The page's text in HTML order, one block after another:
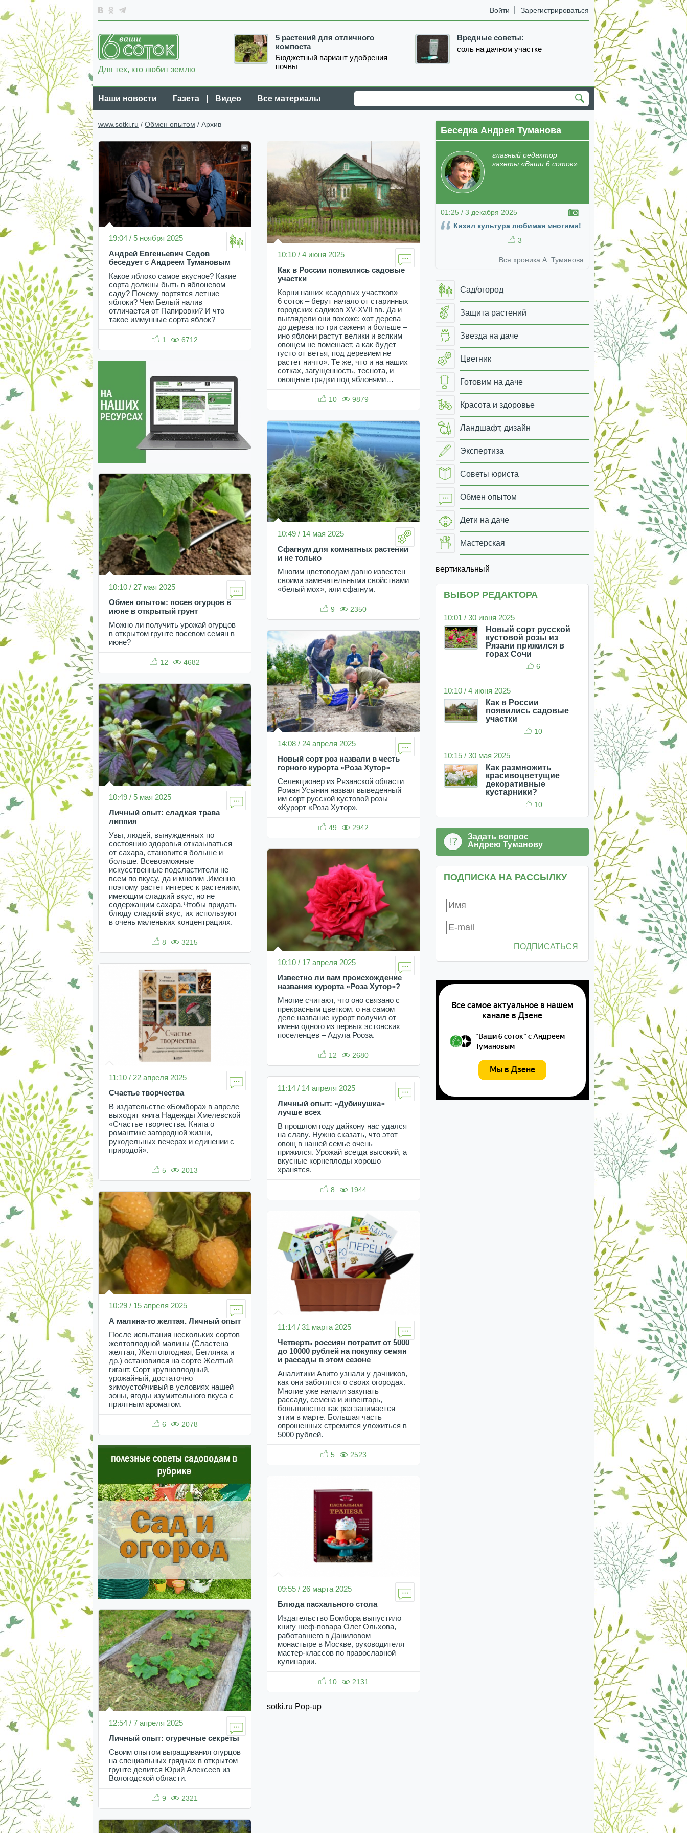
Войти Зарегистрироваться
5 растений для отличного
компоста
Бюджетный вариант удобрения
почвы
Вредные советы:
соль на дачном участке
Для тех, кто любит землю
Наши новости Газета Видео Все материалы
www.sotki.ru / Обмен опытом / Архив
19:04 / 5 ноября 2025
Андрей Евгеньевич Седов
беседует с Андреем Тумановым
Какое яблоко самое вкусное? Какие
сорта должны быть в яблоневом
саду? Почему портятся летние
яблоки? Чем Белый налив
отличается от Папировки? И что
такое иммунные сорта яблок?
1 6712
10:10 / 27 мая 2025
Обмен опытом: посев огурцов в
июне в открытый грунт
Можно ли получить урожай огурцов
в открытом грунте посевом семян в
июне?
12 4682
10:49 / 5 мая 2025
Личный опыт: сладкая трава
липпия
Увы, людей, вынужденных по
состоянию здоровья отказываться
от сахара, становится больше и
больше. Всевозможные
искусственные подсластители не
всем по вкусу, да и многим .Именно
поэтому растет интерес к растениям,
имеющим сладкий вкус, но не
содержащим сахара.Чтобы придать
блюду сладкий вкус, их используют
в очень маленьких концентрациях.
8 3215
11:10 / 22 апреля 2025
Счастье творчества
В издательстве «Бомбора» в апреле
выходит книга Надежды Хмелевской
«Счастье творчества. Книга о
романтике загородной жизни,
рукодельных вечерах и единении с
природой».
5 2013
10:29 / 15 апреля 2025
А малина-то желтая. Личный опыт
После испытания нескольких сортов
желтоплодной малины (Сластена
желтая, Желтоплодная, Беглянка и
др.) остановился на сорте Желтый
гигант. Сорт крупноплодный,
урожайный, достаточно
зимоустойчивый в условиях нашей
зоны, ягоды изумительного вкуса с
приятным ароматом.
6 2078
12:54 / 7 апреля 2025
Личный опыт: огуречные секреты
Своим опытом выращивания огурцов
на специальных грядках в открытом
грунте делится Юрий Алексеев из
Вологодской области.
9 2321
10:10 / 4 июня 2025
Как в России появились садовые
участки
Корни наших «садовых участков» –
6 соток – берут начало от старинных
городских садиков XV-XVII вв. Да и
выглядели они похоже: «от дерева
до дерева по три сажени и больше –
ино яблони растут велики и всяким
овощем не помешает, а как будет
густо от ветья, под деревием не
растет ничто». Тe же, что и на наших
сотках, загущенность, теснота, и
овощные грядки под яблонями…
10 9879
10:49 / 14 мая 2025
Сфагнум для комнатных растений
и не только
Многим цветоводам давно известен
своими замечательными свойствами
«белый мох», или сфагнум.
9 2350
14:08 / 24 апреля 2025
Новый сорт роз назвали в честь
горного курорта «Роза Хутор»
Селекционер из Рязанской области
Роман Усынин назвал выведенный
им сорт русской кустовой розы
«Курорт «Роза Хутор».
49 2942
10:10 / 17 апреля 2025
Известно ли вам происхождение
названия курорта «Роза Хутор»?
Многие считают, что оно связано с
прекрасным цветком. о на самом
деле название курорт получил от
имени одного из первых эстонских
поселенцев – Адула Рооза.
12 2680
11:14 / 14 апреля 2025
Личный опыт: «Дубинушка»
лучше всех
В прошлом году дайкону нас удался
на славу. Нужно сказать, что этот
овощ в нашей семье очень
прижился. Урожай всегда высокий, а
вкусные корнеплоды хорошо
хранятся.
8 1944
11:14 / 31 марта 2025
Четверть россиян потратит от 5000
до 10000 рублей на покупку семян
и рассады в этом сезоне
Аналитики Авито узнали у дачников,
как они заботятся о своих огородах.
Многие уже начали закупать
рассаду, семена и инвентарь,
большинство как раз занимается
этим в марте. Большая часть
опрошенных стремится уложиться в
5000 рублей.
5 2523
09:55 / 26 марта 2025
Блюда пасхального стола
Издательство Бомбора выпустило
книгу шеф-повара Олег Ольхова,
работавшего в Даниловом
монастыре в Москве, руководителя
мастер-классов по православной
кулинарии.
10 2131
sotki.ru Pop-up
Беседка Андрея Туманова
главный редактор
газеты «Ваши 6 соток»
01:25 / 3 декабря 2025
Кизил культура любимая многими!
3
Вся хроника А. Туманова
Сад/огород
Защита растений
Звезда на даче
Цветник
Готовим на даче
Красота и здоровье
Ландшафт, дизайн
Экспертиза
Советы юриста
Обмен опытом
Дети на даче
Мастерская
вертикальный
ВЫБОР РЕДАКТОРА
10:01 / 30 июня 2025
Новый сорт русской
кустовой розы из
Рязани прижился в
горах Сочи
6
10:10 / 4 июня 2025
Как в России
появились садовые
участки
10
10:15 / 30 мая 2025
Как размножить
красивоцветущие
декоративные
кустарники?
10
Задать вопрос
Андрею Туманову
ПОДПИСКА НА РАССЫЛКУ
ПОДПИСАТЬСЯ